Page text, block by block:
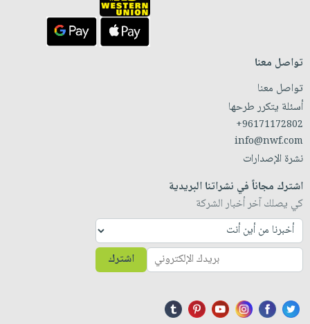
تواصل معنا
تواصل معنا
أسئلة يتكرر طرحها
+96171172802
info@nwf.com
نشرة الإصدارات
اشترك مجاناً في نشراتنا البريدية
كي يصلك آخر أخبار الشركة
اشترك